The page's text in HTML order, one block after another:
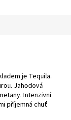
je Tequila.
Jahodová
Intenzivní
příjemná chuť